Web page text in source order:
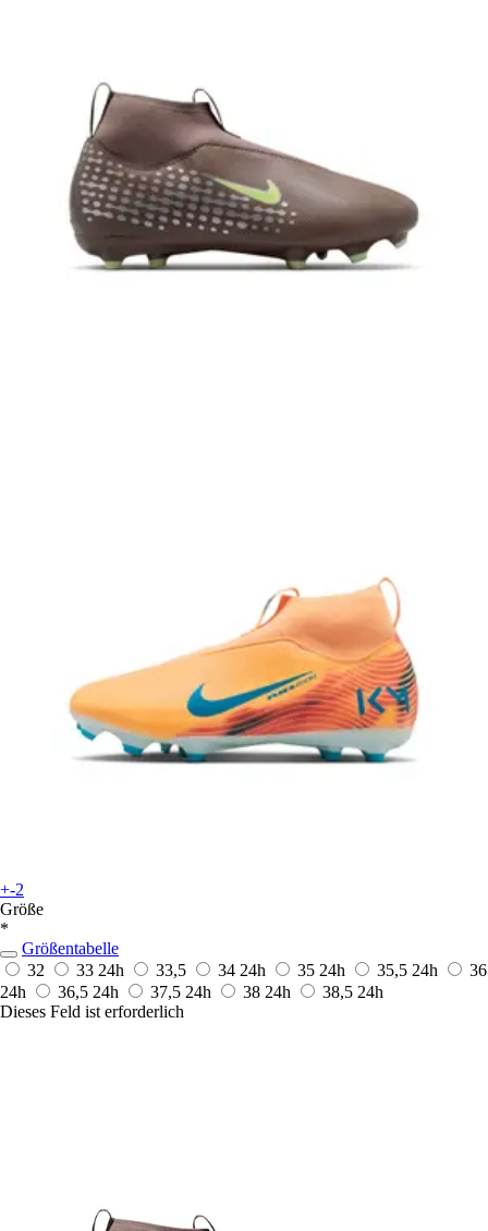
+-2
Größe
*
Größentabelle
32
33 24h 33,5 34 24h 35 24h 35,5 24h
36
24h
36,5 24h 37,5 24h 38 24h 38,5 24h
Dieses Feld ist erforderlich